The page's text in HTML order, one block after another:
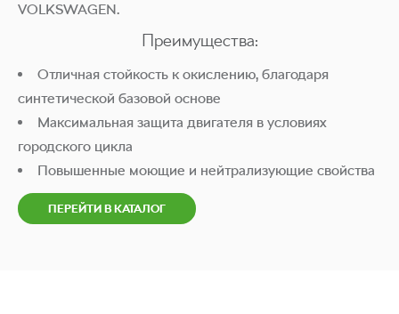
VOLKSWAGEN.
Преимущества:
Отличная стойкость к окислению, благодаря
синтетической базовой основе
Максимальная защита двигателя в условиях
городского цикла
Повышенные моющие и нейтрализующие свойства
ПЕРЕЙТИ В КАТАЛОГ